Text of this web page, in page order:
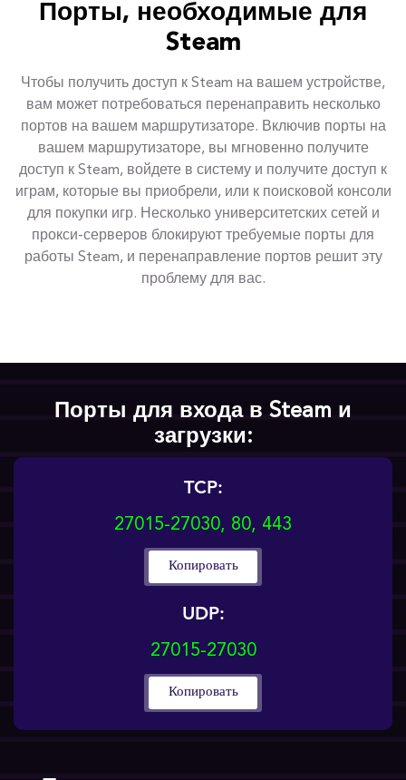
Порты, необходимые для
Steam
Чтобы получить доступ к Steam на вашем устройстве,
вам может потребоваться перенаправить несколько
портов на вашем маршрутизаторе. Включив порты на
вашем маршрутизаторе, вы мгновенно получите
доступ к Steam, войдете в систему и получите доступ к
играм, которые вы приобрели, или к поисковой консоли
для покупки игр. Несколько университетских сетей и
прокси-серверов блокируют требуемые порты для
работы Steam, и перенаправление портов решит эту
проблему для вас.
Порты для входа в Steam и
загрузки:
TCP:
27015-27030, 80, 443
Копировать
UDP:
27015-27030
Копировать